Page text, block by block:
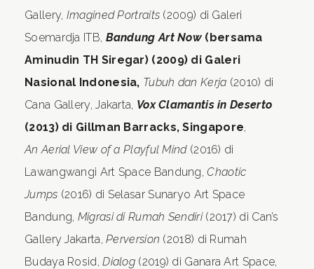
Gallery, Imagined Portraits (2009) di Galeri
Soemardja ITB, Bandung Art Now (bersama
Aminudin TH Siregar) (2009) di Galeri
Nasional Indonesia, Tubuh dan Kerja (2010) di
Cana Gallery, Jakarta, Vox Clamantis in Deserto
(2013) di Gillman Barracks, Singapore,
An Aerial View of a Playful Mind(2016) di
Lawangwangi Art Space Bandung,Chaotic
Jumps (2016) di Selasar Sunaryo Art Space
Bandung, Migrasi di Rumah Sendiri (2017) di Can’s
Gallery Jakarta,Perversion (2018) di Rumah
Budaya Rosid,Dialog (2019) di Ganara Art Space,